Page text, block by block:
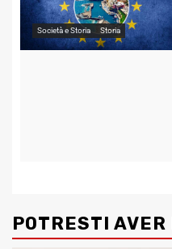
Società e Storia Storia
POTRESTI AVER